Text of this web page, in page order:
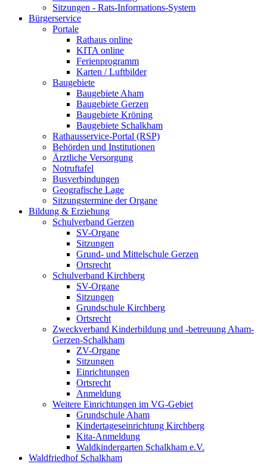
Sitzungen - Rats-Informations-System
Bürgerservice
Portale
Rathaus online
KITA online
Ferienprogramm
Karten / Luftbilder
Baugebiete
Baugebiete Aham
Baugebiete Gerzen
Baugebiete Kröning
Baugebiete Schalkham
Rathausservice-Portal (RSP)
Behörden und Institutionen
Ärztliche Versorgung
Notruftafel
Busverbindungen
Geografische Lage
Sitzungstermine der Organe
Bildung & Erziehung
Schulverband Gerzen
SV-Organe
Sitzungen
Grund- und Mittelschule Gerzen
Ortsrecht
Schulverband Kirchberg
SV-Organe
Sitzungen
Grundschule Kirchberg
Ortsrecht
Zweckverband Kinderbildung und -betreuung Aham-
Gerzen-Schalkham
ZV-Organe
Sitzungen
Einrichtungen
Ortsrecht
Anmeldung
Weitere Einrichtungen im VG-Gebiet
Grundschule Aham
Kindertageseinrichtung Kirchberg
Kita-Anmeldung
Waldkindergarten Schalkham e.V.
Waldfriedhof Schalkham